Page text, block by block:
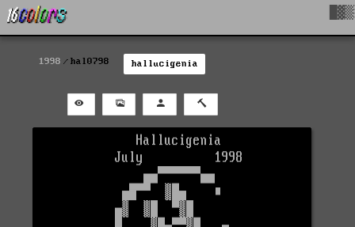
1998 hal0798 hallucigenia